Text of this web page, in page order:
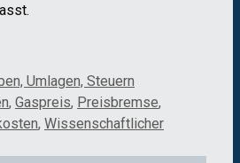
Umlagen, Steuern
, Gaspreis, Preisbremse,
, Wissenschaftlicher